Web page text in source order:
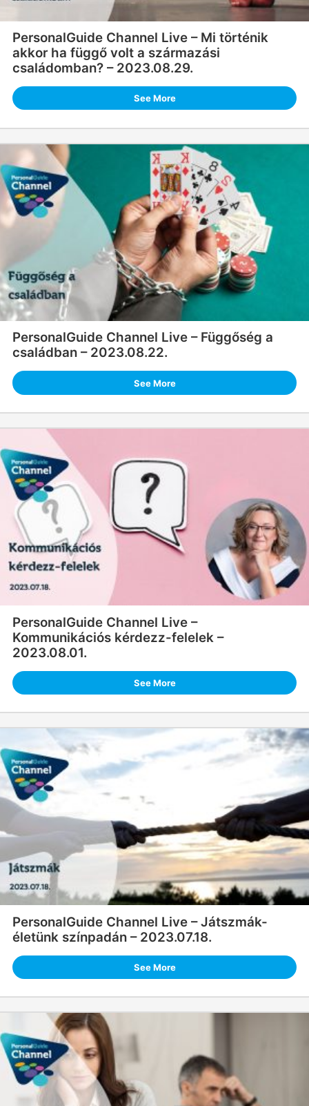
PersonalGuide Channel Live – Mi történik
akkor ha függő volt a származási
családomban? – 2023.08.29.
See More
PersonalGuide Channel Live – Függőség a
családban – 2023.08.22.
See More
PersonalGuide Channel Live –
Kommunikációs kérdezz-felelek –
2023.08.01.
See More
PersonalGuide Channel Live – Játszmák-
életünk színpadán – 2023.07.18.
See More